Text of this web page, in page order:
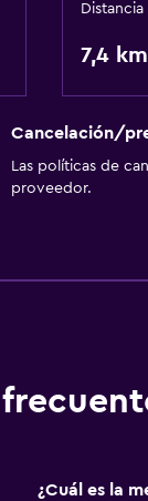
7,4 km
Cancelación/
Las políticas de
proveedor.
¿Cuál es la